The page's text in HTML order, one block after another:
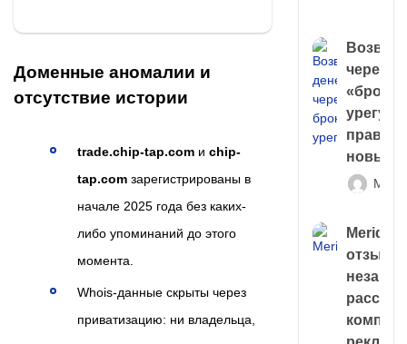
Доменные аномалии и
отсутствие истории
trade.chip-tap.com и chip-
tap.com зарегистрированы в
начале 2025 года без каких-
либо упоминаний до этого
момента.
Whois-данные скрыты через
приватизацию: ни владельца,
через
правда
новый